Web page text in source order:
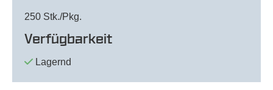
250 Stk./Pkg.
Verfügbarkeit
Lagernd